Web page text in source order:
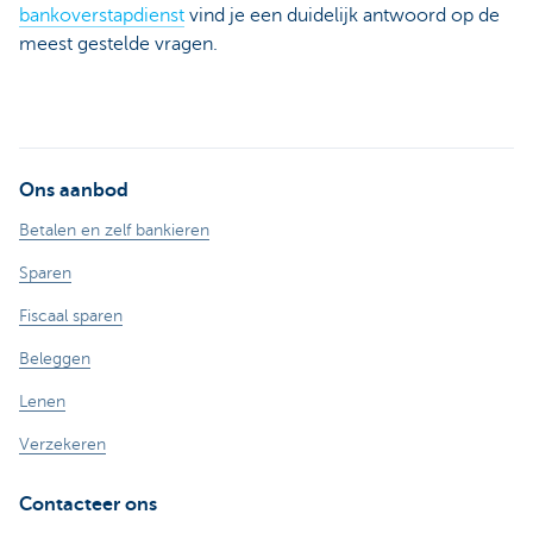
bankoverstapdienst vind je een duidelijk antwoord op de
meest gestelde vragen.
Ons aanbod
Betalen en zelf bankieren
Sparen
Fiscaal sparen
Beleggen
Lenen
Verzekeren
Contacteer ons